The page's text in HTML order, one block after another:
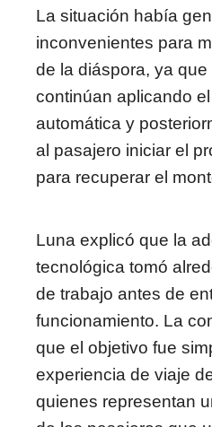
La situación había
inconvenientes para
de la diáspora, ya
continúan aplicando
automática y
al pasajero iniciar el
para recuperar el
Luna explicó que la
tecnológica tomó
de trabajo antes de
funcionamiento. La
que el objetivo fue
experiencia de viaje
quienes representan